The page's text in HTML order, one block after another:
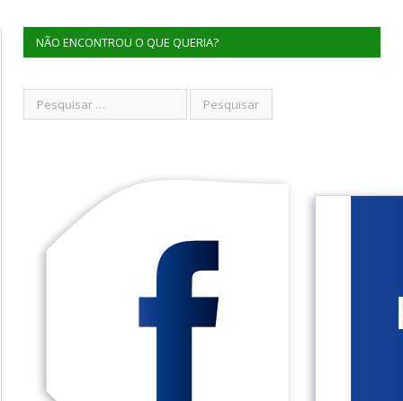
NÃO ENCONTROU O QUE QUERIA?